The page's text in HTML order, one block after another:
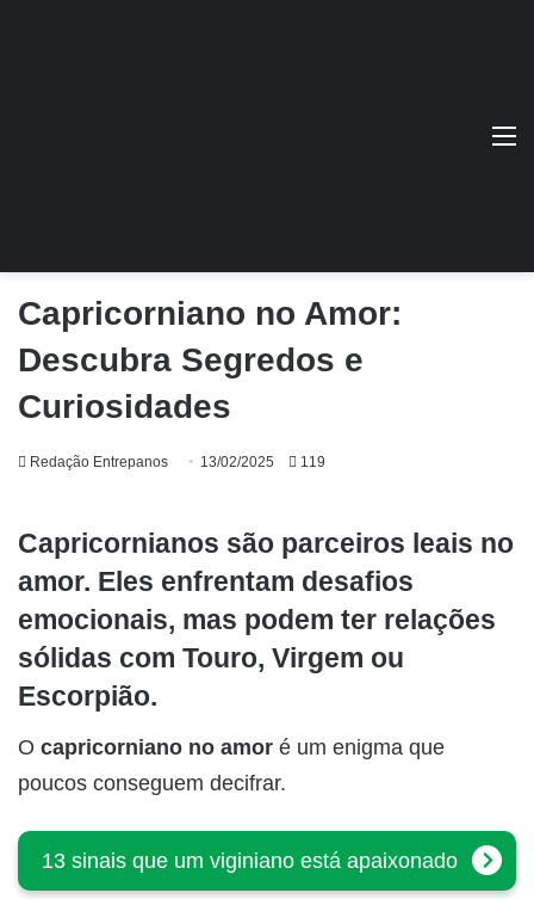
Capricorniano no Amor:
Descubra Segredos e
Curiosidades
Redação Entrepanos 13/02/2025 119
Capricornianos são parceiros leais no
amor. Eles enfrentam desafios
emocionais, mas podem ter relações
sólidas com Touro, Virgem ou
Escorpião.
O capricorniano no amor é um enigma que
poucos conseguem decifrar.
13 sinais que um viginiano está apaixonado